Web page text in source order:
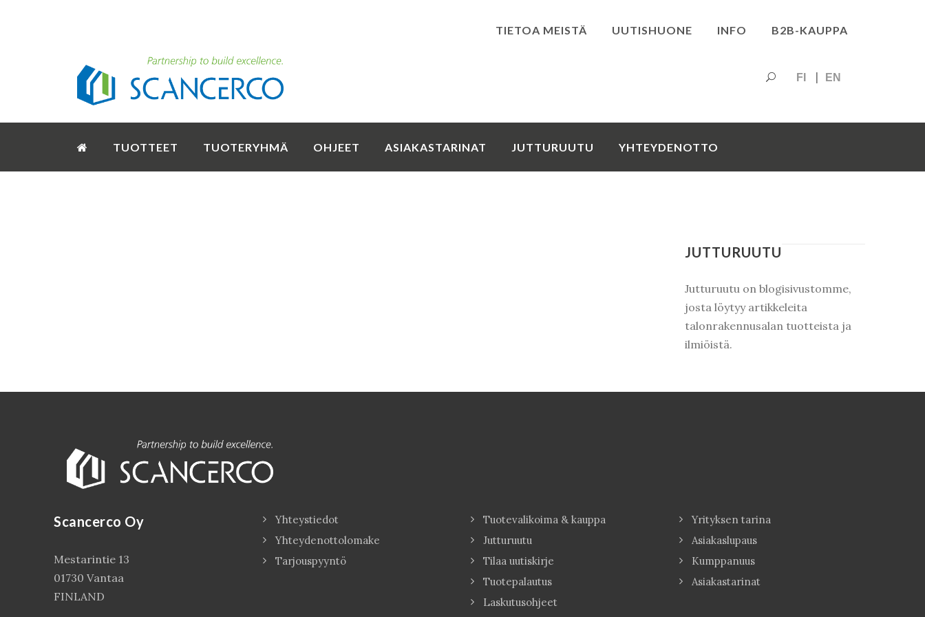
TIETOA MEISTÄ UUTISHUONE INFO B2B-KAUPPA
FI EN
TUOTTEET TUOTERYHMÄ OHJEET ASIAKASTARINAT JUTTURUUTU YHTEYDENOTTO
JUTTURUUTU
Jutturuutu on blogisivustomme,
josta löytyy artikkeleita
talonrakennusalan tuotteista ja
ilmiöistä.
Scancerco Oy
Mestarintie 13
01730 Vantaa
FINLAND
Yhteystiedot
Yhteydenottolomake
Tarjouspyyntö
Tuotevalikoima & kauppa
Jutturuutu
Tilaa uutiskirje
Tuotepalautus
Laskutusohjeet
Yrityksen tarina
Asiakaslupaus
Kumppanuus
Asiakastarinat